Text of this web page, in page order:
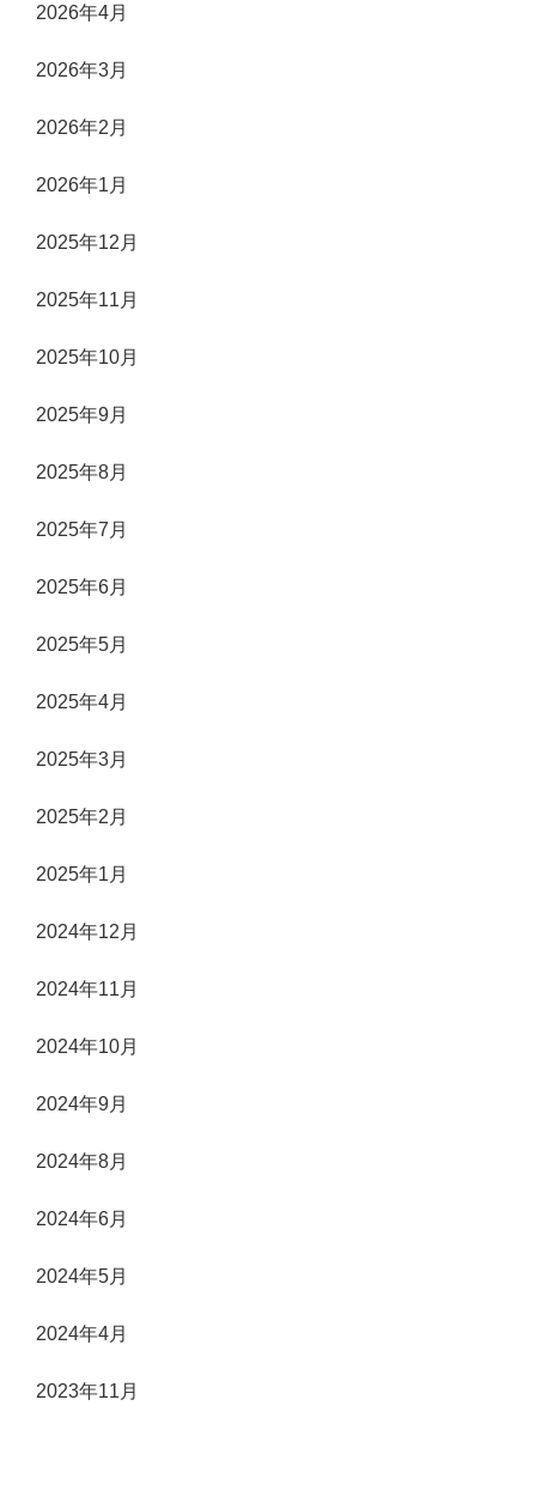
2026年4月
2026年3月
2026年2月
2026年1月
2025年12月
2025年11月
2025年10月
2025年9月
2025年8月
2025年7月
2025年6月
2025年5月
2025年4月
2025年3月
2025年2月
2025年1月
2024年12月
2024年11月
2024年10月
2024年9月
2024年8月
2024年6月
2024年5月
2024年4月
2023年11月